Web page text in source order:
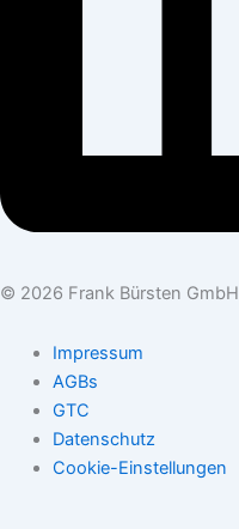
© 2026 Frank Bürsten GmbH
Impressum
AGBs
GTC
Datenschutz
Cookie-Einstellungen